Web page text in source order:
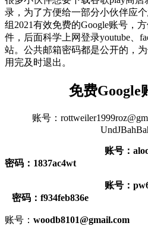
录，为了方便给一部分小伙伴应
组2021有效免费的Google账号，
件，后面科学上网登录youtube、
站。公共邮箱密码都是公开的，
用完及时退出。
免费Google
账号：
账号：
密码：1837ac4wt
账号：
密码：f934feb836e
账号：